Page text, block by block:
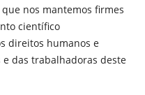
nos mantemos firmes
científico
direitos humanos e
das trabalhadoras deste